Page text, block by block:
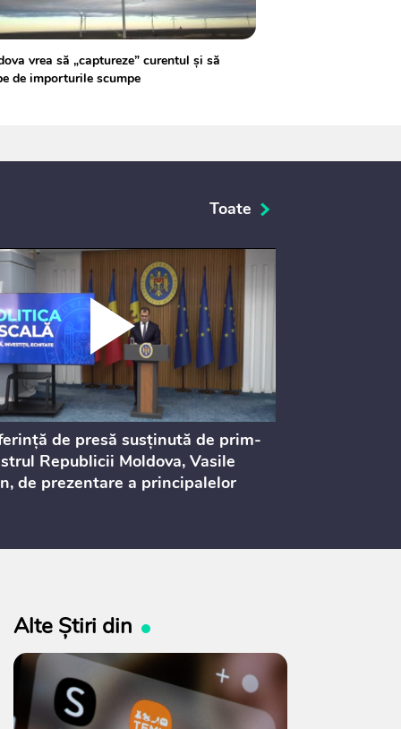
vrea să „captureze” curentul și să
de importurile scumpe
Toate
de presă susținută de prim-
Republicii Moldova, Vasile
de prezentare a principalelor
publice
Alte Știri din